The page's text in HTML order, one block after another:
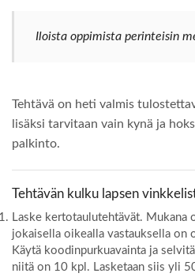
Iloista oppimista perinteisin
Tehtävä on heti valmis
lisäksi tarvitaan vain kynä ja
palkinto.
Tehtävän kulku lapsen
Laske kertotaulutehtävät. Mukana
jokaisella oikealla vastauksella on
Käytä koodinpurkuavainta ja
niitä on 10 kpl. Lasketaan siis yli